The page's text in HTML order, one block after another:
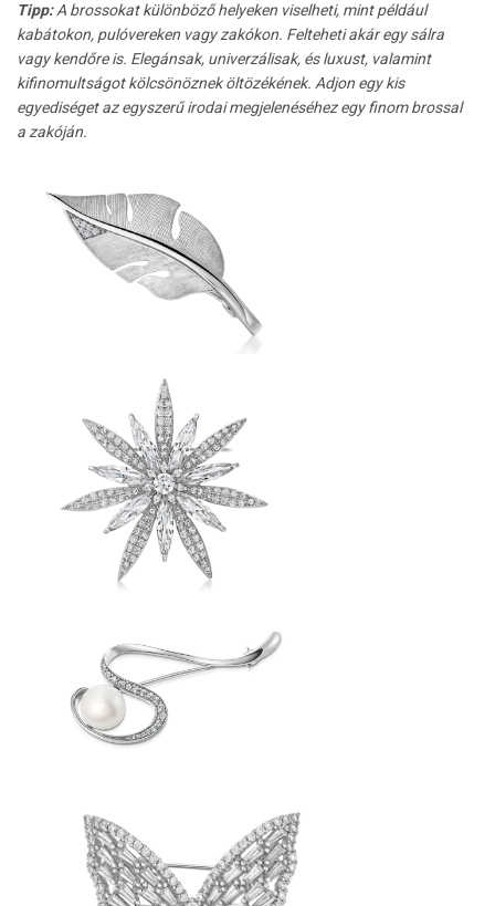
Tipp:A brossokat különböző helyeken viselheti, mint például
kabátokon, pulóvereken vagy zakókon. Felteheti akár egy sálra
vagy kendőre is. Elegánsak, univerzálisak, és luxust, valamint
kifinomultságot kölcsönöznek öltözékének. Adjon egy kis
egyediséget az egyszerű irodai megjelenéséhez egy finom brossal
a zakóján.